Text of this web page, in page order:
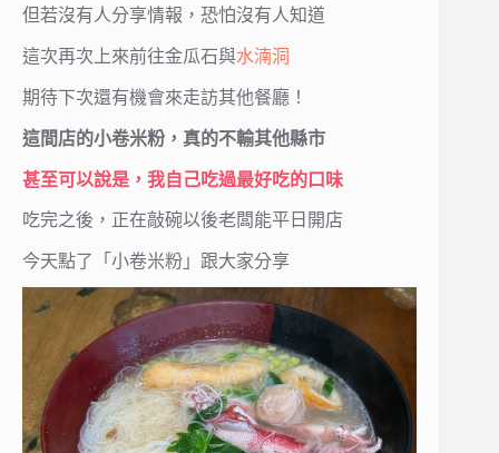
但若沒有人分享情報，恐怕沒有人知道
這次再次上來前往金瓜石與水湳洞
期待下次還有機會來走訪其他餐廳！
這間店的小卷米粉，真的不輸其他縣市
甚至可以說是，我自己吃過最好吃的口味
吃完之後，正在敲碗以後老闆能平日開店
今天點了「小卷米粉」跟大家分享